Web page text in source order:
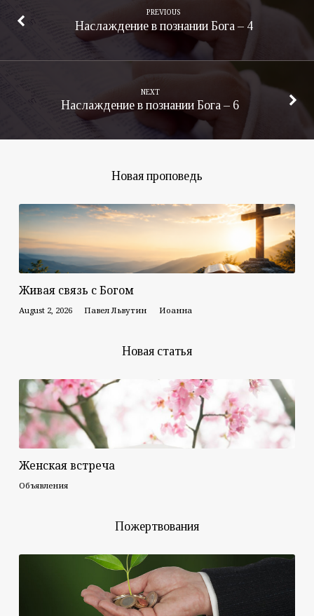
PREVIOUS
Наслаждение в познании Бога – 4
NEXT
Наслаждение в познании Бога – 6
Новая проповедь
Живая связь с Богом
August 2, 2026 Павел Львутин Иоанна
Новая статья
Женская встреча
Объявления
Пожертвования